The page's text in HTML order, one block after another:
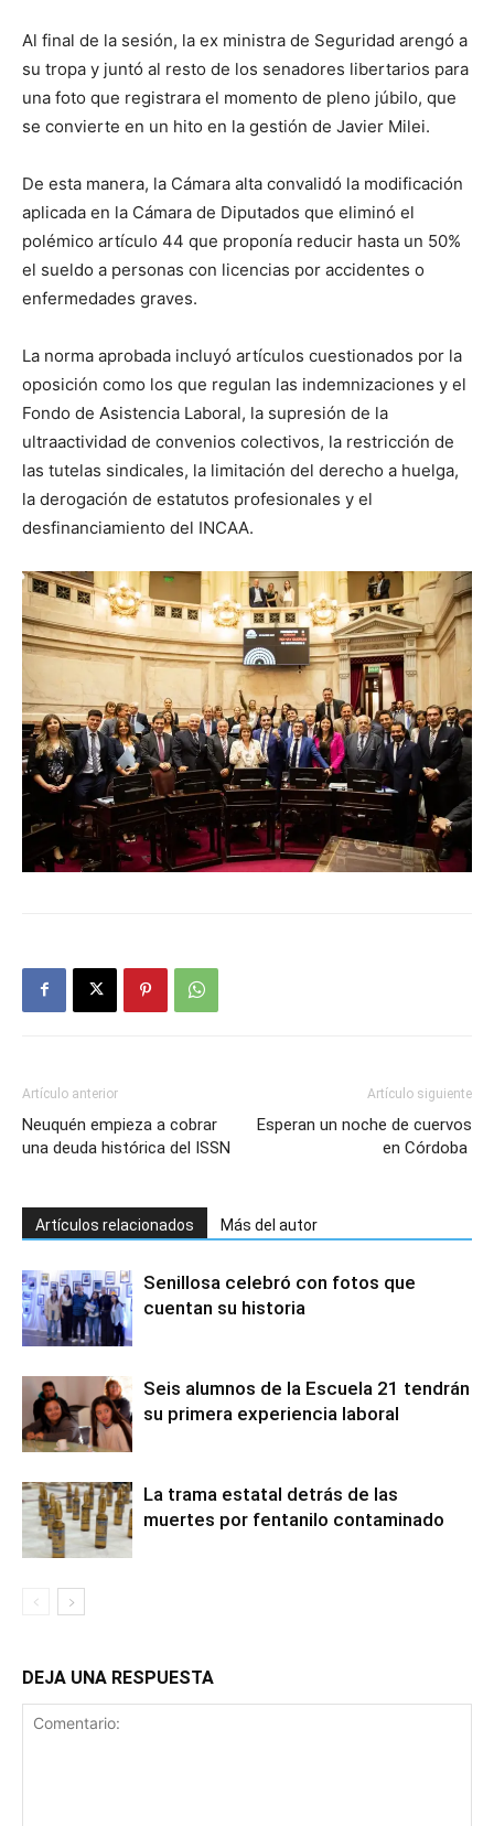
Al final de la sesión, la ex ministra de Seguridad arengó a
su tropa y juntó al resto de los senadores libertarios para
una foto que registrara el momento de pleno júbilo, que
se convierte en un hito en la gestión de Javier Milei.
De esta manera, la Cámara alta convalidó la modificación
aplicada en la Cámara de Diputados que eliminó el
polémico artículo 44 que proponía reducir hasta un 50%
el sueldo a personas con licencias por accidentes o
enfermedades graves.
La norma aprobada incluyó artículos cuestionados por la
oposición como los que regulan las indemnizaciones y el
Fondo de Asistencia Laboral, la supresión de la
ultraactividad de convenios colectivos, la restricción de
las tutelas sindicales, la limitación del derecho a huelga,
la derogación de estatutos profesionales y el
desfinanciamiento del INCAA.
Artículo anterior
Neuquén empieza a cobrar
una deuda histórica del ISSN
Artículo siguiente
Esperan un noche de cuervos
en Córdoba
Artículos relacionados Más del autor
Senillosa celebró con fotos que
cuentan su historia
Seis alumnos de la Escuela 21 tendrán
su primera experiencia laboral
La trama estatal detrás de las
muertes por fentanilo contaminado
DEJA UNA RESPUESTA